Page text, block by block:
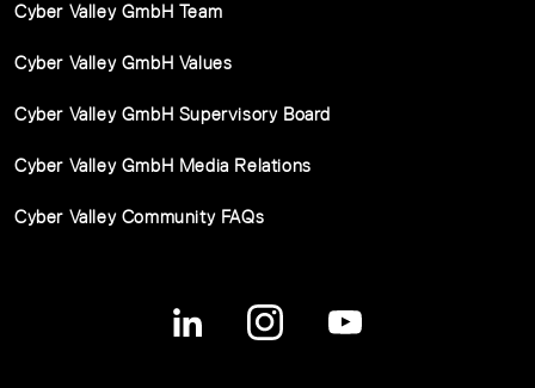
Cyber Valley GmbH Team
Cyber Valley GmbH Values
Cyber Valley GmbH Supervisory Board
Cyber Valley GmbH Media Relations
Cyber Valley Community FAQs